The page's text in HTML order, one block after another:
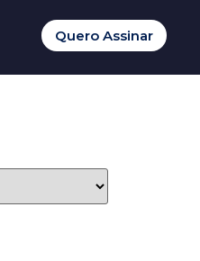
Quero Assinar